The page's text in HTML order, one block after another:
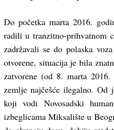
Do početka marta 2016.
radili u tranzitno-prihvatnom
zadržavali se do polaska
otvorene, situacija je bila
zatvorene (od 8. marta
zemlje najčešće ilegalno.
koji vodi Novosadski
izbeglicama Miksalište u